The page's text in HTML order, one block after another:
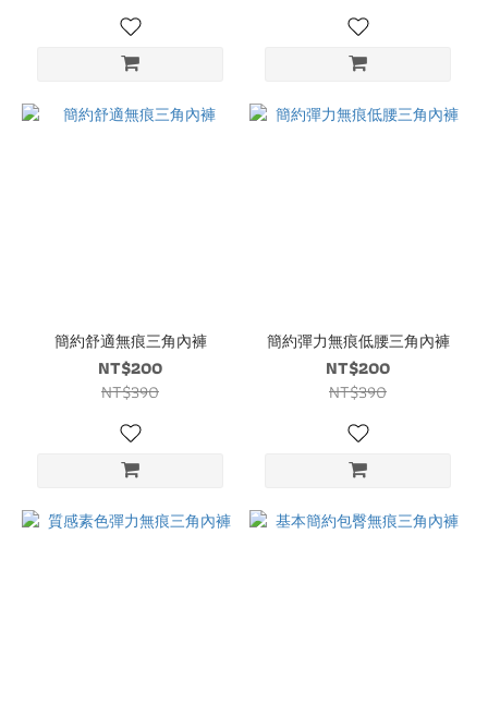
簡約舒適無痕三角內褲
NT$200
NT$390
簡約彈力無痕低腰三角內褲
NT$200
NT$390